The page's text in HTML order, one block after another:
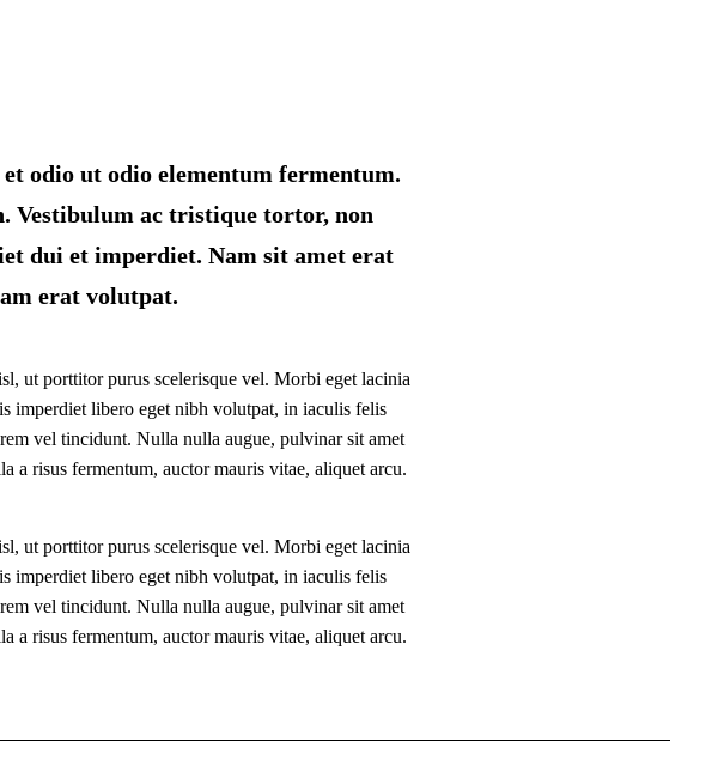
odio ut odio elementum fermentum.
Vestibulum ac tristique tortor, non
dui et imperdiet. Nam sit amet erat
erat volutpat.
ut porttitor purus scelerisque vel. Morbi eget lacinia
imperdiet libero eget nibh volutpat, in iaculis felis
vel tincidunt. Nulla nulla augue, pulvinar sit amet
a risus fermentum, auctor mauris vitae, aliquet arcu.
ut porttitor purus scelerisque vel. Morbi eget lacinia
imperdiet libero eget nibh volutpat, in iaculis felis
vel tincidunt. Nulla nulla augue, pulvinar sit amet
a risus fermentum, auctor mauris vitae, aliquet arcu.